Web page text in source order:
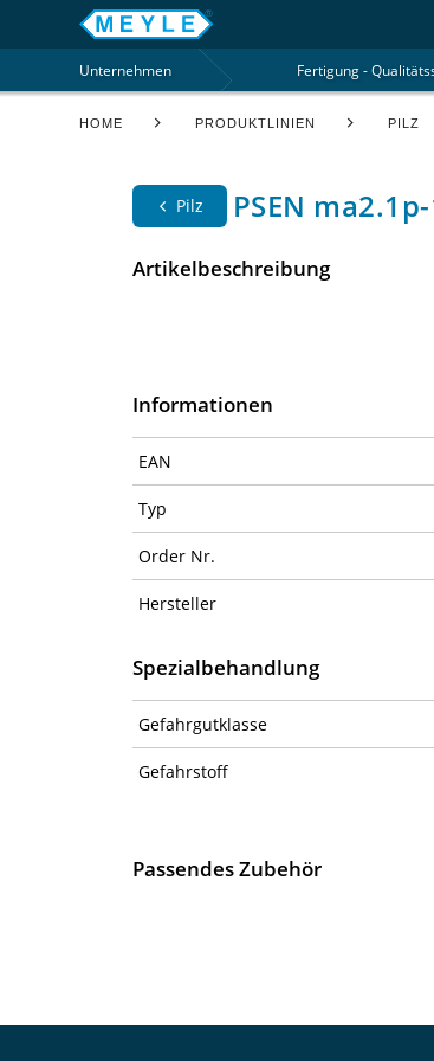
Fertigung -
Unternehmen
HOME PRODUKTLINIEN PILZ
Pilz PSEN
Artikelbeschreibung
Informationen
EAN
Typ
Order Nr.
Hersteller
Spezialbehandlung
Gefahrgutklasse
Gefahrstoff
Passendes Zubehör